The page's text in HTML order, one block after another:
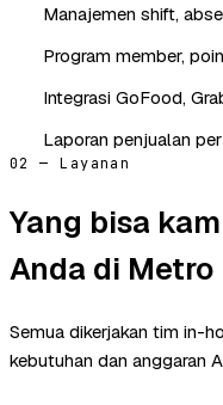
Manajemen shift,
Program member,
Integrasi GoFood,
Laporan penjualan
02 — Layanan
Yang bisa
Anda di Metro
Semua dikerjakan tim in-
kebutuhan dan anggaran